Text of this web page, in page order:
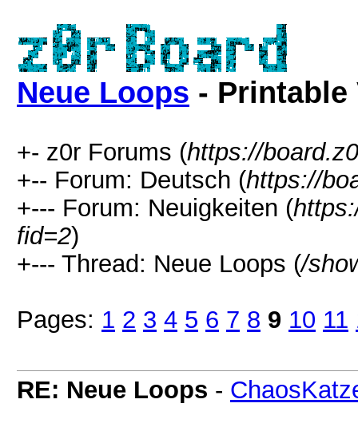
Neue Loops - Printable
+- z0r Forums (https://
+-- Forum: Deutsch (https://
+--- Forum: Neuigkeiten (
fid=2)
+--- Thread: Neue Loops (/
Pages: 1 2 3 4 5 6 7 8 9 10 11
RE: Neue Loops -